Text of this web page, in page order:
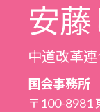
安
中道改革
国会事務所
〒100-8981